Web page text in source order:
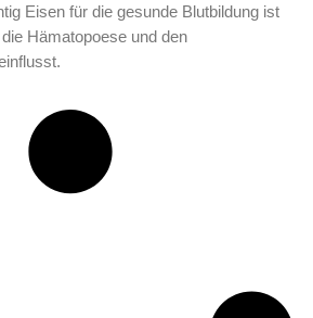
Eisen für die gesunde Blutbildung ist
Hämatopoese und den